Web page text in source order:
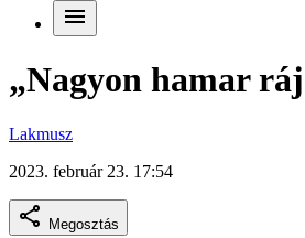
„Nagyon hamar
Lakmusz
2023. február 23. 17:54
Megosztás